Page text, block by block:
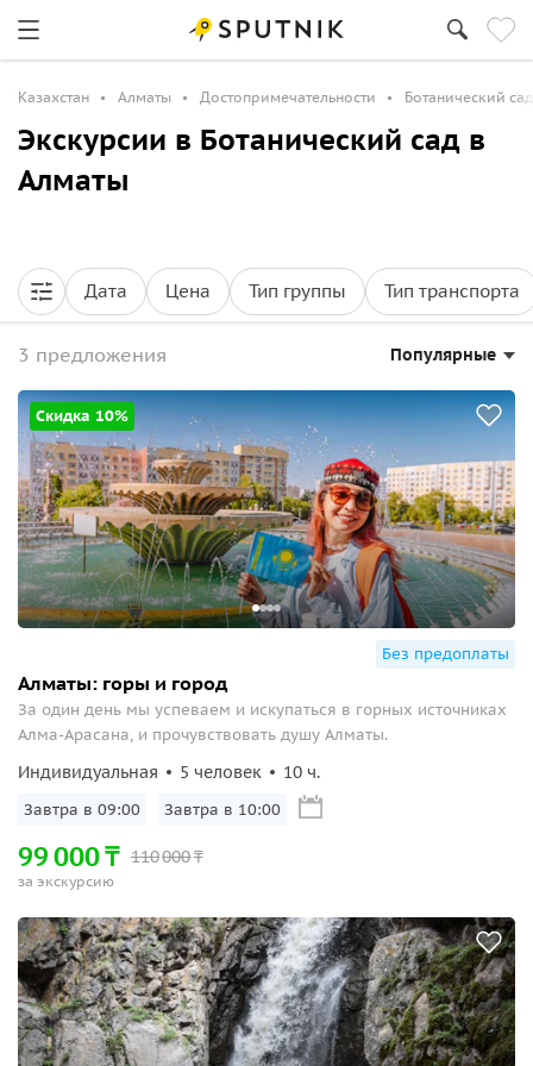
Казахстан Алматы Достопримечательности Ботанический сад
Экскурсии в Ботанический сад в
Алматы
Дата Цена Тип группы Тип транспорта
3 предложения Популярные
Скидка 10%
Без предоплаты
Алматы: горы и город
За один день мы успеваем и искупаться в горных источниках
Алма-Арасана, и прочувствовать душу Алматы.
Индивидуальная 5 человек 10 ч.
Завтра в 09:00 Завтра в 10:00
110000₸
99000₸
за экскурсию